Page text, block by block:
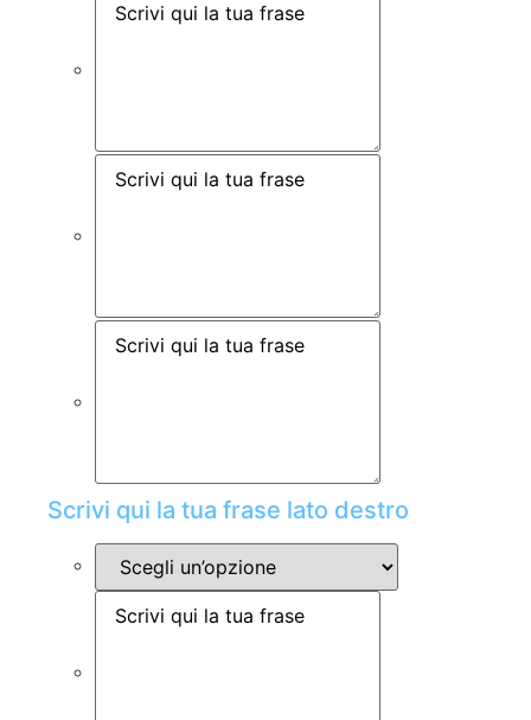
Scrivi qui la tua frase lato destro